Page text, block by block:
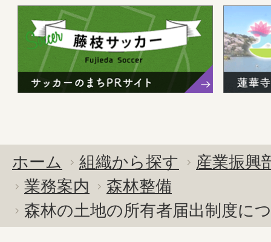
ホーム 組織から探す
産業振興
業務案内
森林整備
森林の土地の所有者届出制度に